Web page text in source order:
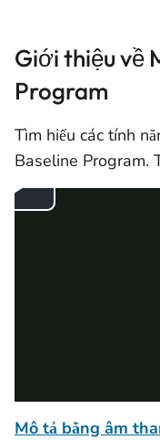
Giới thiệu về
Program
Tìm hiểu các tính
Baseline Program.
Mô tả bằng âm